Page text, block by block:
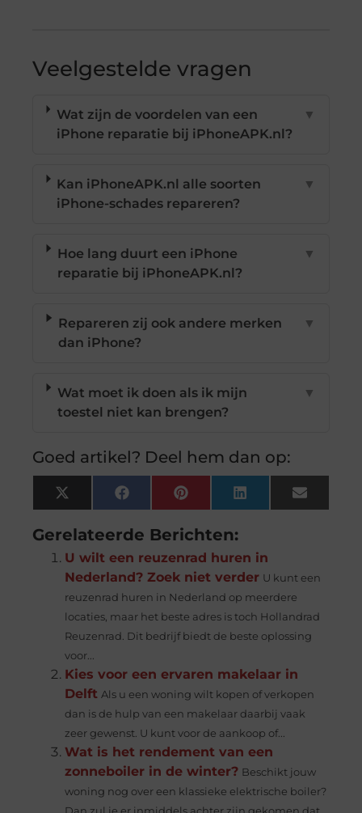
Veelgestelde vragen
Wat zijn de voordelen van een
iPhone reparatie bij iPhoneAPK.nl?
▼
Kan iPhoneAPK.nl alle soorten
iPhone-schades repareren?
▼
Hoe lang duurt een iPhone
reparatie bij iPhoneAPK.nl?
▼
Repareren zij ook andere merken
dan iPhone?
▼
Wat moet ik doen als ik mijn
toestel niet kan brengen?
▼
Goed artikel? Deel hem dan op:
X
(Twitter)
FacebookPinterestLinkedInEmail
Gerelateerde Berichten:
U wilt een reuzenrad huren in
Nederland? Zoek niet verder U kunt een
reuzenrad huren in Nederland op meerdere
locaties, maar het beste adres is toch Hollandrad
Reuzenrad. Dit bedrijf biedt de beste oplossing
voor...
Kies voor een ervaren makelaar in
Delft Als u een woning wilt kopen of verkopen
dan is de hulp van een makelaar daarbij vaak
zeer gewenst. U kunt voor de aankoop of...
Wat is het rendement van een
zonneboiler in de winter? Beschikt jouw
woning nog over een klassieke elektrische boiler?